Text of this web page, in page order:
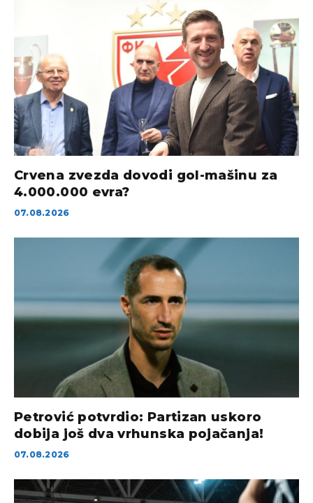
Crvena zvezda dovodi gol-mašinu za
4.000.000 evra?
07.08.2026
Petrović potvrdio: Partizan uskoro
dobija još dva vrhunska pojačanja!
07.08.2026